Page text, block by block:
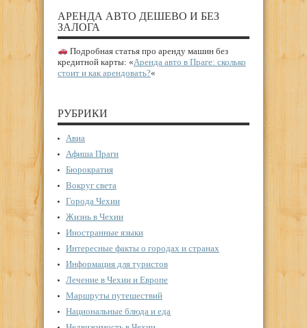
АРЕНДА АВТО ДЕШЕВО И БЕЗ
ЗАЛОГА
Подробная статья про аренду машин без
кредитной карты: «Аренда авто в Праге: сколько
стоит и как арендовать?«
РУБРИКИ
Авиа
Афиша Праги
Бюрократия
Вокруг света
Города Чехии
Жизнь в Чехии
Иностранные языки
Интересные факты о городах и странах
Информация для туристов
Лечение в Чехии и Европе
Маршруты путешествий
Национальные блюда и еда